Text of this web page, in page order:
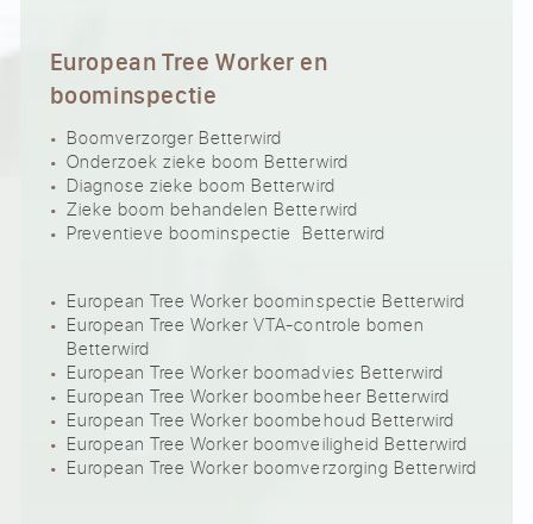
European Tree Worker en
boominspectie
Boomverzorger Betterwird
Onderzoek zieke boom Betterwird
Diagnose zieke boom Betterwird
Zieke boom behandelen Betterwird
Preventieve boominspectie Betterwird
European Tree Worker boominspectie Betterwird
European Tree Worker VTA-controle bomen
Betterwird
European Tree Worker boomadvies Betterwird
European Tree Worker boombeheer Betterwird
European Tree Worker boombehoud Betterwird
European Tree Worker boomveiligheid Betterwird
European Tree Worker boomverzorging Betterwird